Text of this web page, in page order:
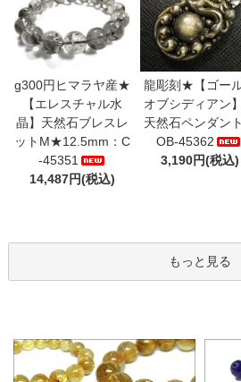
g300円ヒマラヤ産★
【エレスチャル水
晶】天然石ブレスレ
ットM★12.5mm：C
-45351
14,487円(税込)
龍彫刻★【ゴー
オブシディアン
天然石ペンダン
OB-45362
3,190円(税込)
もっと見る